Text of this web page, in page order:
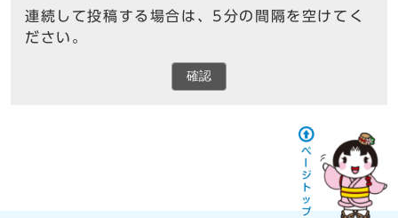
連続して投稿する場合は、5分の間隔を空けてく
ださい。
確認